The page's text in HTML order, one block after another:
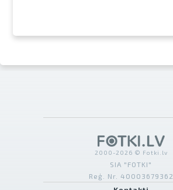
2000-2026 © Fotki.lv
SIA "FOTKI"
Reģ. Nr. 40003679362